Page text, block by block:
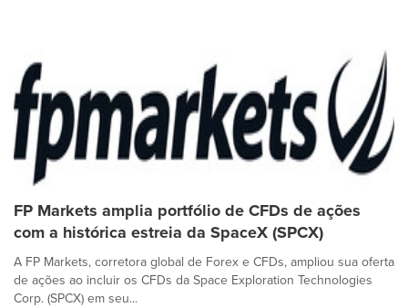
FP Markets amplia portfólio de CFDs de ações
com a histórica estreia da SpaceX (SPCX)
A FP Markets, corretora global de Forex e CFDs, ampliou sua oferta
de ações ao incluir os CFDs da Space Exploration Technologies
Corp. (SPCX) em seu...